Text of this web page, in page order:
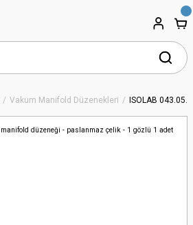
Vakum Manifold Düzenekleri ISOLAB